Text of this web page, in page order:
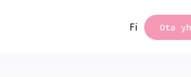
Fi Ota